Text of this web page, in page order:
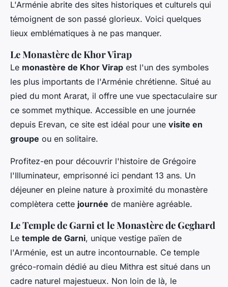
L'Arménie abrite des sites historiques et culturels qui
témoignent de son passé glorieux. Voici quelques
lieux emblématiques à ne pas manquer.
Le Monastère de Khor Virap
Le monastère de Khor Virap est l'un des symboles
les plus importants de l'Arménie chrétienne. Situé au
pied du mont Ararat, il offre une vue spectaculaire sur
ce sommet mythique. Accessible en une journée
depuis Erevan, ce site est idéal pour une visite en
groupe ou en solitaire.
Profitez-en pour découvrir l'histoire de Grégoire
l'Illuminateur, emprisonné ici pendant 13 ans. Un
déjeuner en pleine nature à proximité du monastère
complètera cette journée de manière agréable.
Le Temple de Garni et le Monastère de Geghard
Le temple de Garni, unique vestige païen de
l'Arménie, est un autre incontournable. Ce temple
gréco-romain dédié au dieu Mithra est situé dans un
cadre naturel majestueux. Non loin de là, le